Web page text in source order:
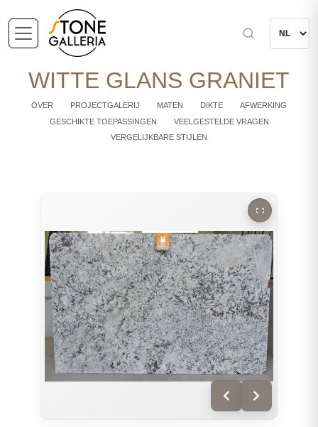
WITTE GLANS GRANIET
OVER PROJECTGALERIJ MATEN DIKTE
AFWERKING
GESCHIKTE TOEPASSINGEN
VEELGESTELDE VRAGEN
VERGELIJKBARE STIJLEN